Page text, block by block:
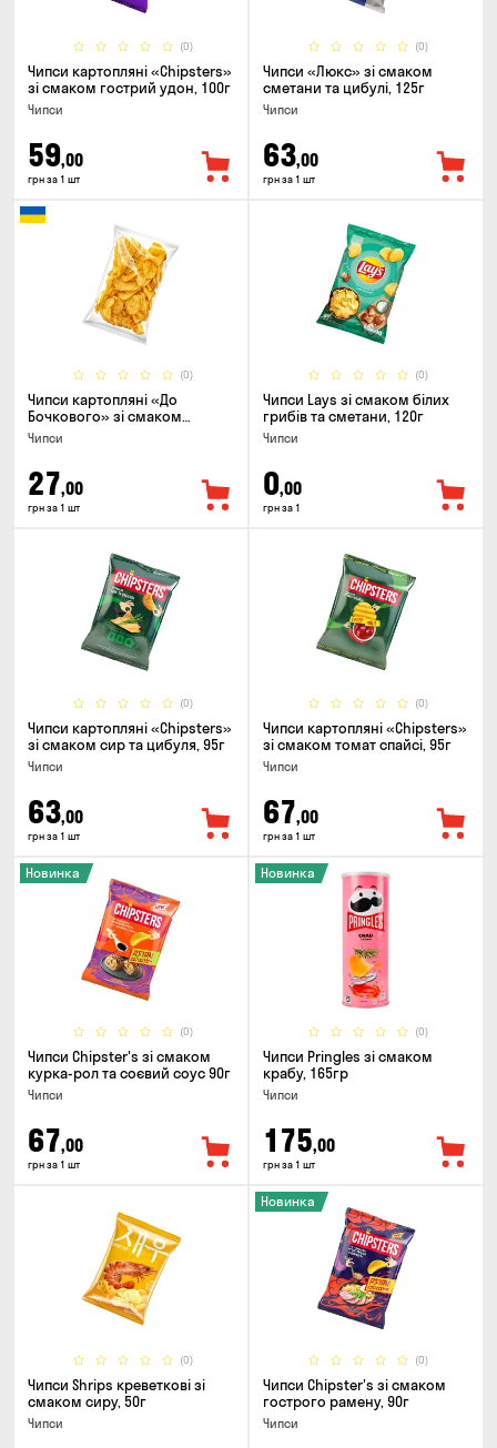
(0)
Чипси картопляні «Chipsters»
зі смаком гострий удон, 100г
Чипси
59,00
грн за 1 шт
(0)
Чипси «Люкс» зі смаком
сметани та цибулі, 125г
Чипси
63,00
грн за 1 шт
(0)
Чипси картоплянi «До
Бочкового» зі смаком
сметани із зеленню, 100г
Чипси
27,00
грн за 1 шт
(0)
Чипси Lays зі смаком білих
грибів та сметани, 120г
Чипси
0,00
грн за 1
(0)
Чипси картопляні «Chipsters»
зі смаком сир та цибуля, 95г
Чипси
63,00
грн за 1 шт
(0)
Чипси картопляні «Chipsters»
зі смаком томат спайсі, 95г
Чипси
67,00
грн за 1 шт
(0)
Новинка
Чипси Chipster's зі смаком
курка-рол та соєвий соус 90г
Чипси
67,00
грн за 1 шт
(0)
Новинка
Чипси Pringles зі смаком
крабу, 165гр
Чипси
175,00
грн за 1 шт
(0)
Чипси Shrips креветкові зі
смаком сиру, 50г
Чипси
(0)
Новинка
Чипси Chipster's зі смаком
гострого рамену, 90г
Чипси